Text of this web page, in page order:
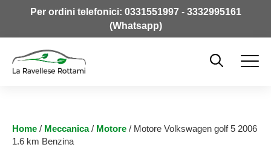
Per ordini telefonici: 0331551997- 3332995161
(Whatsapp)
Home / Meccanica/ Motore / Motore Volkswagen golf 5 2006
1.6 km Benzina